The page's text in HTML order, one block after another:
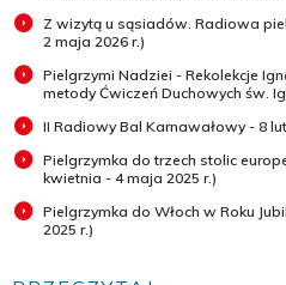
Z wizytą u sąsiadów. Radiowa
2 maja 2026 r.)
Pielgrzymi Nadziei - Rekolekcje
metody Ćwiczeń Duchowych św.
II Radiowy Bal Karnawałowy - 8
Pielgrzymka do trzech stolic
kwietnia - 4 maja 2025 r.)
Pielgrzymka do Włoch w Roku
2025 r.)